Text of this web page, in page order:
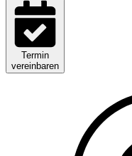
Termin
vereinbaren